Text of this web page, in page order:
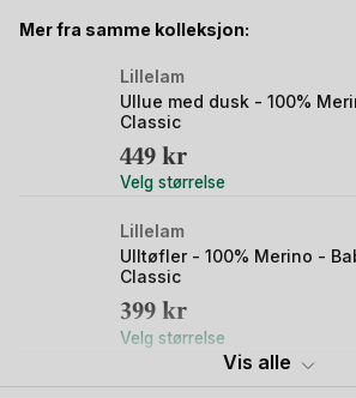
TEC (Total Easy Care) er kvae-basert
av plast. Så selv om Lillelam dress tåler
ingen plasthinne som dekker ullfibrene.
bevares. Denne sparkedressen er derfor
temperaturregulerende, antibakteriell og
Woolmark Ull – kvalitetsull som er
Mer fra samme kolleksjon:
Lillelam
Ullue med dusk - 100%
Classic
449kr
Velg størrelse
Lillelam
Ulltøfler - 100% Merino -
Classic
399kr
Velg størrelse
Lillelam
Vis alle